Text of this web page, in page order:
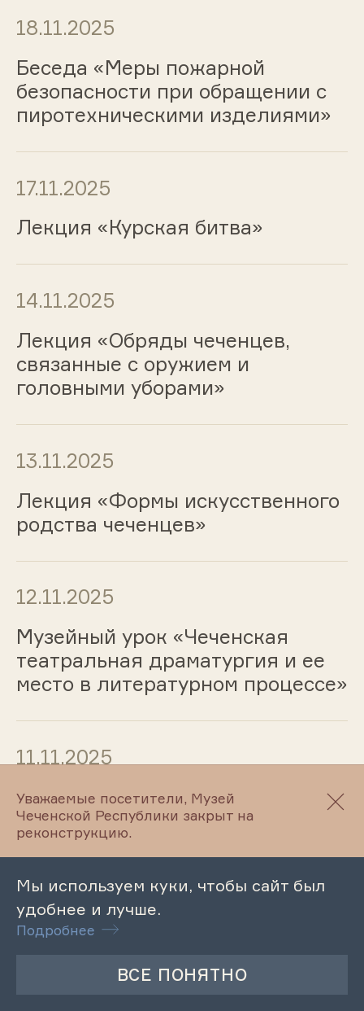
18.11.2025
Беседа «Меры пожарной
безопасности при обращении с
пиротехническими изделиями»
17.11.2025
Лекция «Курская битва»
14.11.2025
Лекция «Обряды чеченцев,
связанные с оружием и
головными уборами»
13.11.2025
Лекция «Формы искусственного
родства чеченцев»
12.11.2025
Музейный урок «Чеченская
театральная драматургия и ее
место в литературном процессе»
11.11.2025
Лекция «Музыкальные деятели
Чечни: «Димаев Умар -
легендарный чеченский
10.11.2025
Лекция «Живопись в творчестве
Уважаемые посетители, Музей
Чеченской Республики закрыт на
реконструкцию.
Мы используем куки, чтобы сайт был
удобнее и лучше.
Подробнее